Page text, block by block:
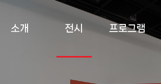
소개 전시
지난 전시
프로그램